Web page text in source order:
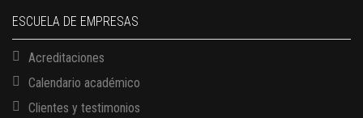
ESCUELA DE EMPRESAS
Acreditaciones
Calendario académico
Clientes y testimonios